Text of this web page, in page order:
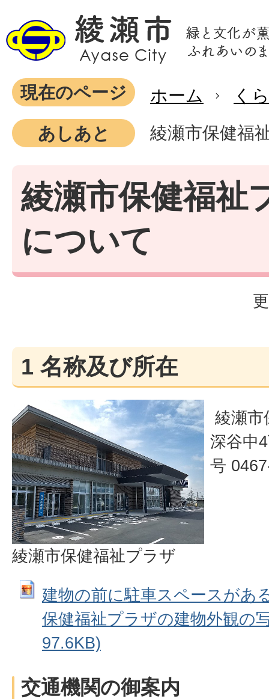
現在のページ ホーム
く
あしあと
綾瀬市保健福
綾瀬市保健福祉
について
1 名称及び所在
綾瀬市保健福祉プラザ
綾瀬市
深谷中
号
建物の前に駐車スペースがあ
保健福祉プラザの建物外観の
97.6KB)
交通機関の御案内